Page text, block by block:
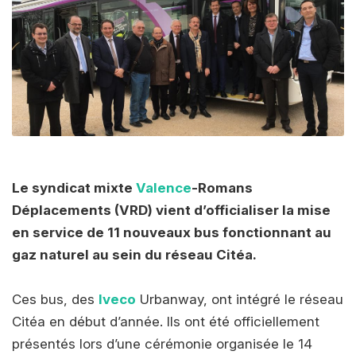
Le syndicat mixte Valence-Romans
Déplacements (VRD) vient d’officialiser la mise
en service de 11 nouveaux bus fonctionnant au
gaz naturel au sein du réseau Citéa.
Ces bus, des Iveco Urbanway, ont intégré le réseau
Citéa en début d’année. Ils ont été officiellement
présentés lors d’une cérémonie organisée le 14